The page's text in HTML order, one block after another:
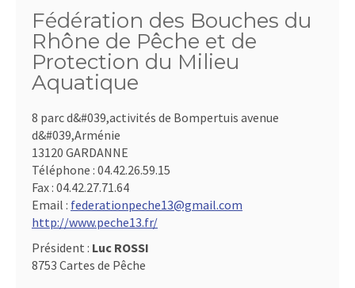
Fédération des Bouches du
Rhône de Pêche et de
Protection du Milieu
Aquatique
8 parc d&#039,activités de Bompertuis avenue
d&#039,Arménie
13120 GARDANNE
Téléphone : 04.42.26.59.15
Fax : 04.42.27.71.64
Email : federationpeche13@gmail.com
http://www.peche13.fr/
Président : Luc ROSSI
8753 Cartes de Pêche